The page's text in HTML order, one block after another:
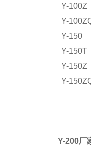
Y-100Z
Y-
Y-150
Y-150T
Y-150Z
Y-
Y-200厂